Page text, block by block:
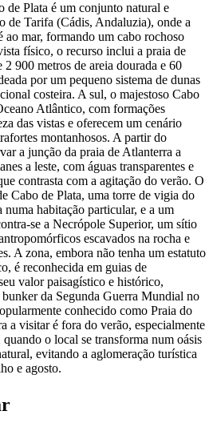
de Plata é um conjunto natural e
de Tarifa (Cádis, Andaluzia), onde a
ao mar, formando um cabo rochoso
físico, o recurso inclui a praia de
900 metros de areia dourada e 60
por um pequeno sistema de dunas
costeira. A sul, o majestoso Cabo
Atlântico, com formações
das vistas e oferecem um cenário
montanhosos. A partir do
a junção da praia de Atlanterra a
a leste, com águas transparentes e
contrasta com a agitação do verão. O
Cabo de Plata, uma torre de vigia do
habitação particular, e a um
se a Necrópole Superior, um sítio
escavados na rocha e
A zona, embora não tenha um estatuto
é reconhecida em guias de
valor paisagístico e histórico,
da Segunda Guerra Mundial no
conhecido como Praia do
a visitar é fora do verão, especialmente
o local se transforma num oásis
evitando a aglomeração turística
e agosto.